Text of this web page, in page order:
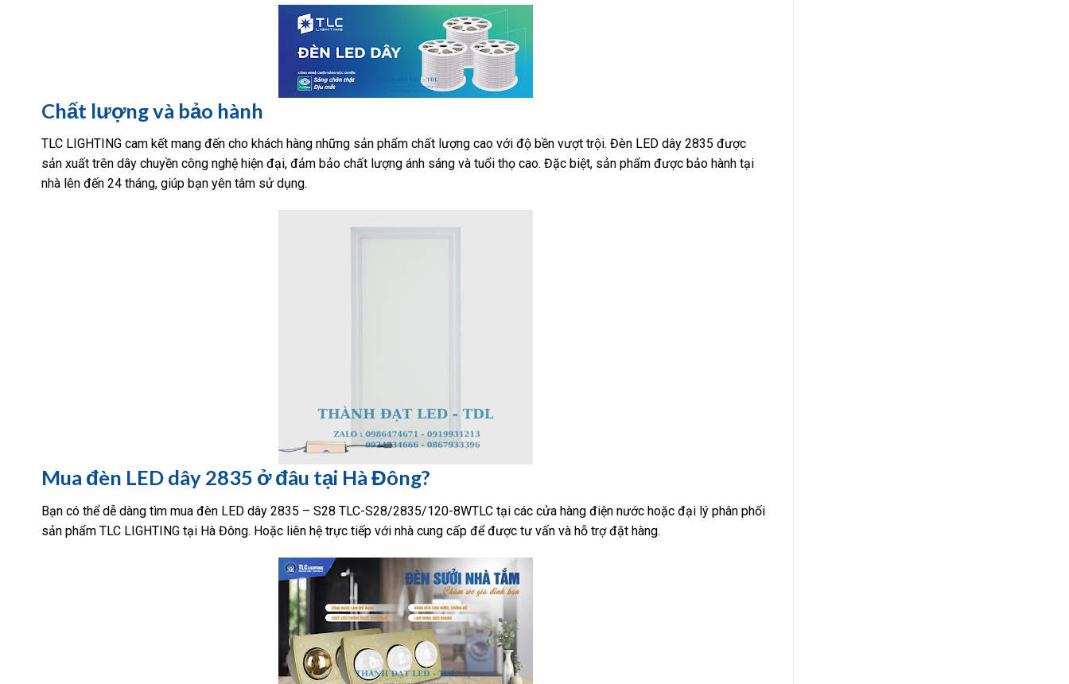
Chất lượng và bảo hành
TLC LIGHTING cam kết mang đến cho khách hàng những sản phẩm chất lượng cao với độ bền vượt trội. Đèn LED dây 2835 được
sản xuất trên dây chuyền công nghệ hiện đại, đảm bảo chất lượng ánh sáng và tuổi thọ cao. Đặc biệt, sản phẩm được bảo hành tại
nhà lên đến 24 tháng, giúp bạn yên tâm sử dụng.
Mua đèn LED dây 2835 ở đâu tại Hà Đông?
Bạn có thể dễ dàng tìm mua đèn LED dây 2835 – S28 TLC-S28/2835/120-8WTLC tại các cửa hàng điện nước hoặc đại lý phân phối
sản phẩm TLC LIGHTING tại Hà Đông. Hoặc liên hệ trực tiếp với nhà cung cấp để được tư vấn và hỗ trợ đặt hàng.